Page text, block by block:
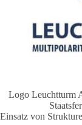
Logo Leuchtturm
Einsatz von